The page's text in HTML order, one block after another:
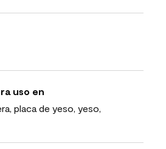
uso en
placa de yeso, yeso,